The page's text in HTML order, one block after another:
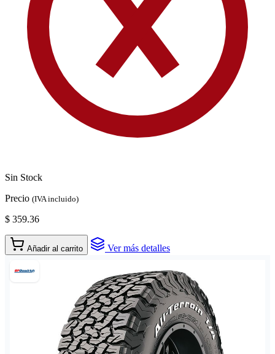
Sin Stock
Precio (IVA incluido)
$ 359.36
Añadir al carrito Ver más detalles